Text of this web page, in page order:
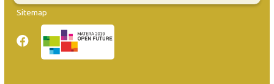
Sitemap